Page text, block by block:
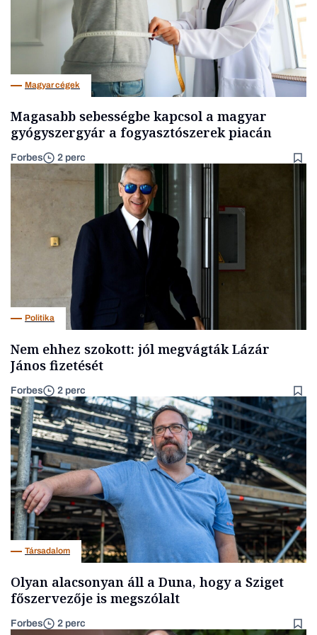
Magyar cégek
Magasabb sebességbe kapcsol a magyar
gyógyszergyár a fogyasztószerek piacán
Forbes 2 perc
Politika
Nem ehhez szokott: jól megvágták Lázár
János fizetését
Forbes 2 perc
Társadalom
Olyan alacsonyan áll a Duna, hogy a Sziget
főszervezője is megszólalt
Forbes 2 perc